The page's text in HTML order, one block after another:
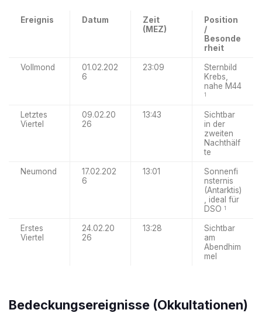
Ereignis Datum
Zeit
(MEZ)
Position
/
Besonde
rheit
Vollmond
01.02.202
6
23:09
Sternbild
Krebs,
nahe M44
1
Letztes
Viertel
09.02.20
26
13:43
Sichtbar
in der
zweiten
Nachthälf
te
Neumond
17.02.202
6
13:01
Sonnenfi
nsternis
(Antarktis)
, ideal für
DSO 1
Erstes
Viertel
24.02.20
26
13:28
Sichtbar
am
Abendhim
mel
Bedeckungsereignisse (Okkultationen)